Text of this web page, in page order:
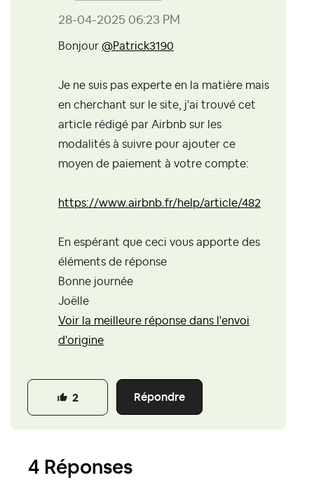
‎28-04-2025 06:23 PM
Bonjour @Patrick3190
Je ne suis pas experte en la matière mais
en cherchant sur le site, j'ai trouvé cet
article rédigé par Airbnb sur les
modalités à suivre pour ajouter ce
moyen de paiement à votre compte:
https://www.airbnb.fr/help/article/482
En espérant que ceci vous apporte des
éléments de réponse
Bonne journée
Joëlle
Voir la meilleure réponse dans l'envoi
d'origine
Répondre
2
4 Réponses